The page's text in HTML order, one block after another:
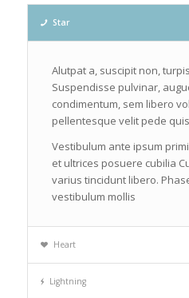
Star
Alutpat a, suscipit non,
Suspendisse pulvinar,
condimentum, sem libero
pellentesque velit pede
Vestibulum ante ipsum
et ultrices posuere cubilia
varius tincidunt libero.
vestibulum mollis
Heart
Lightning